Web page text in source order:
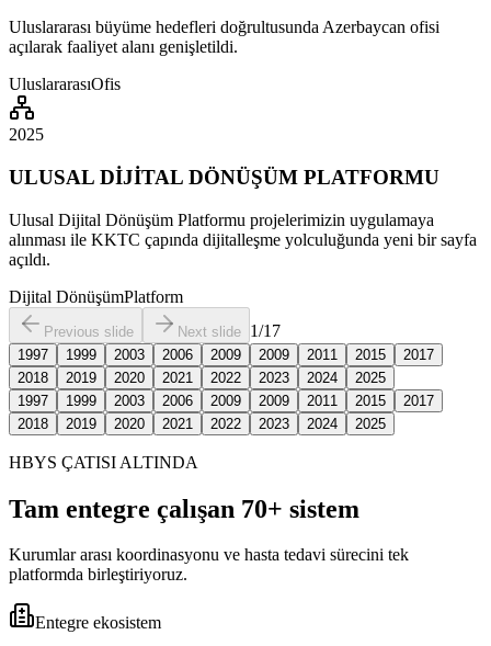
Uluslararası büyüme hedefleri doğrultusunda Azerbaycan ofisi
açılarak faaliyet alanı genişletildi.
UluslararasıOfis
2025
ULUSAL DİJİTAL DÖNÜŞÜM PLATFORMU
Ulusal Dijital Dönüşüm Platformu projelerimizin uygulamaya
alınması ile KKTC çapında dijitalleşme yolculuğunda yeni bir sayfa
açıldı.
Dijital DönüşümPlatform
Previous slide Next slide 1/17
1997 1999 2003 2006 2009 2009 2011 2015
2017
2018
2019 2020 2021 2022 2023 2024
2025
1997
1999 2003 2006 2009 2009 2011 2015
2017
2018
2019 2020 2021 2022 2023 2024 2025
HBYS ÇATISI ALTINDA
Tam entegre çalışan 70+ sistem
Kurumlar arası koordinasyonu ve hasta tedavi sürecini tek
platformda birleştiriyoruz.
Entegre ekosistem